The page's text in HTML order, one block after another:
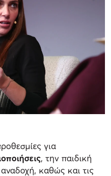
για
, την παιδική
καθώς και τις